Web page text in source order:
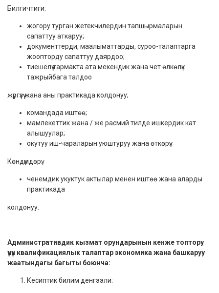
Билгичтиги:
жогору турган жетекчилердин тапшырмаларын
сапаттуу аткаруу;
документтерди, маалыматтарды, суроо-талаптарга
жоопторду сапаттуу даярдоо;
тиешелүү тармакта ата мекендик жана чет өлкөлүк
тажрыйбага талдоо
жүргүзүү жана аны практикада колдонуу;
командада иштөө;
мамлекеттик жана / же расмий тилде ишкердик кат
алышуулар;
окутуу иш-чараларын уюштуруу жана өткөрүү.
Көндүмдөрү:
ченемдик укуктук актылар менен иштөө жана аларды
практикада
колдонуу.
Административдик кызмат орундарынын кенже топтору
үчүн квалификациялык талаптар экономика жана башкаруу
жаатындагы багыты боюнча:
Кесиптик билим денгээли: